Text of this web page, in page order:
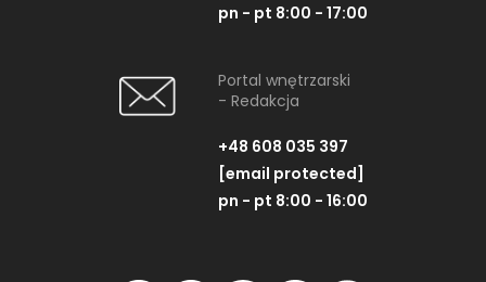
pn - pt 8:00 - 17:00
Portal wnętrzarski
- Redakcja
+48 608 035 397
[email protected]
pn - pt 8:00 - 16:00